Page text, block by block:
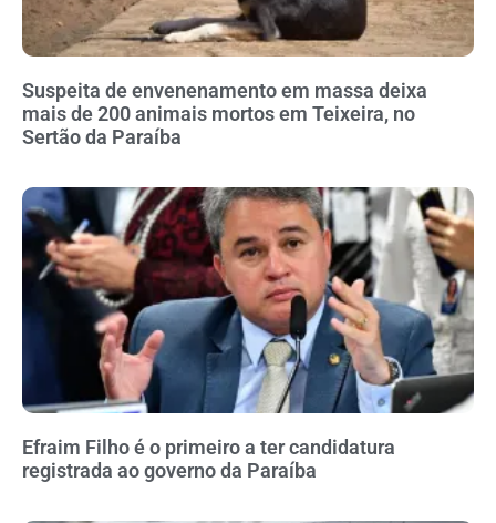
Suspeita de envenenamento em massa deixa
mais de 200 animais mortos em Teixeira, no
Sertão da Paraíba
Efraim Filho é o primeiro a ter candidatura
registrada ao governo da Paraíba